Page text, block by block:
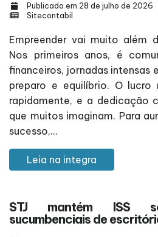
Publicado em 28 de julho de 2026
Sitecontabil
Empreender vai muito além
Nos primeiros anos, é
financeiros, jornadas intensas
preparo e equilíbrio. O lucro
rapidamente, e a dedicação
que muitos imaginam. Para
sucesso,...
Leia na integra
STJ mantém ISS
sucumbenciais de